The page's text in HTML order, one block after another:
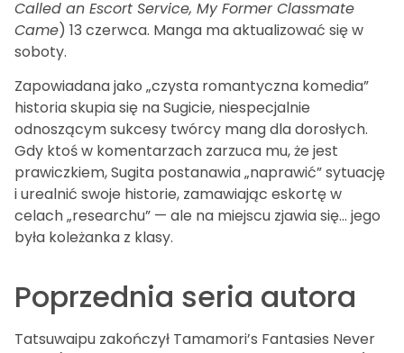
Called an Escort Service, My Former Classmate
Came) 13 czerwca. Manga ma aktualizować się w
soboty.
Zapowiadana jako „czysta romantyczna komedia”
historia skupia się na Sugicie, niespecjalnie
odnoszącym sukcesy twórcy mang dla dorosłych.
Gdy ktoś w komentarzach zarzuca mu, że jest
prawiczkiem, Sugita postanawia „naprawić” sytuację
i urealnić swoje historie, zamawiając eskortę w
celach „researchu” — ale na miejscu zjawia się… jego
była koleżanka z klasy.
Poprzednia seria autora
Tatsuwaipu zakończył Tamamori’s Fantasies Never